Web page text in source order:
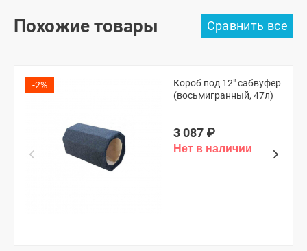
Похожие товары
-2%
Короб под 12" сабвуфер
(восьмигранный, 47л)
3 087 ₽